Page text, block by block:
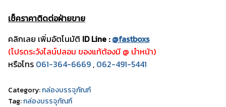
เช็คราคาติดต่อฝ่ายขาย
คลิกเลย เพิ่มอัตโนมัติ ID Line :@fastboxs
(โปรดระวังไลน์ปลอม ของแท้ต้องมี @ นำหน้า)
หรือโทร 061-364-6669 , 062-491-5441
Category:กล่องบรรจุภัณฑ์
Tag:กล่องบรรจุภัณฑ์